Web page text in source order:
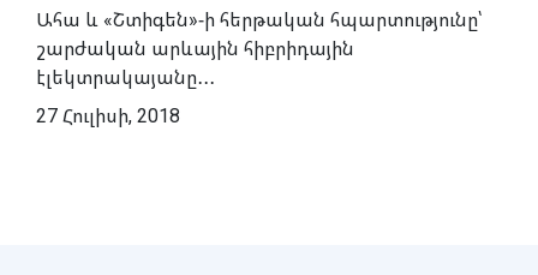
Ահա և «Շտիգեն»-ի հերթական հպարտությունը՝
շարժական արևային հիբրիդային
էլեկտրակայանը․․․
27 Հուլիսի, 2018